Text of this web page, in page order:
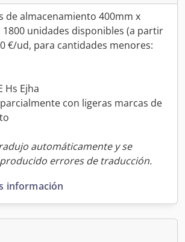
de almacenamiento 400mm x
unidades disponibles (a partir
€/ud, para cantidades menores:
Hs Ejha
con ligeras marcas de
automáticamente y se
errores de traducción.
información